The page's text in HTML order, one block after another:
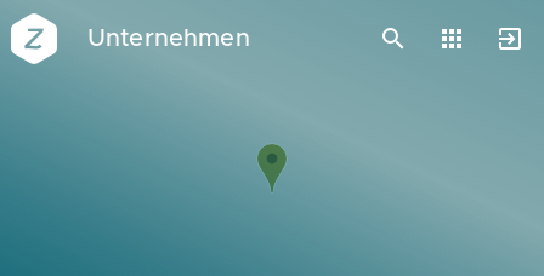
Unternehmen
Vorlagen